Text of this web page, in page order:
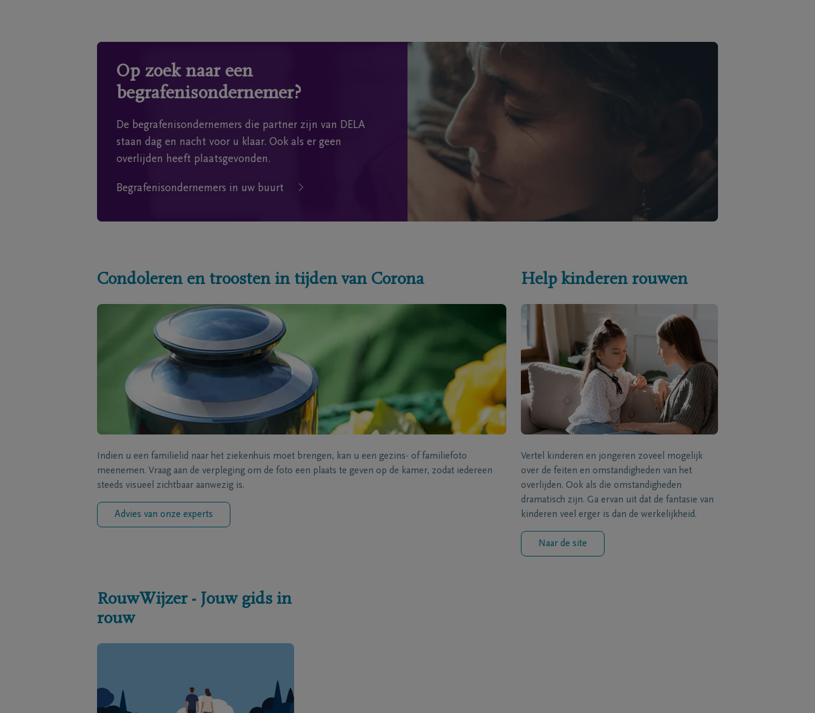
Op zoek naar een
begrafenisondernemer?
De begrafenisondernemers die partner zijn van DELA
staan dag en nacht voor u klaar. Ook als er geen
overlijden heeft plaatsgevonden.
Begrafenisondernemers in uw buurt
Condoleren en troosten in tijden van Corona
Indien u een familielid naar het ziekenhuis moet brengen, kan u een gezins- of familiefoto
meenemen. Vraag aan de verpleging om de foto een plaats te geven op de kamer, zodat iedereen
steeds visueel zichtbaar aanwezig is.
Advies van onze experts
Help kinderen rouwen
Vertel kinderen en jongeren zoveel mogelijk
over de feiten en omstandigheden van het
overlijden. Ook als die omstandigheden
dramatisch zijn. Ga ervan uit dat de fantasie van
kinderen veel erger is dan de werkelijkheid.
Naar de site
RouwWijzer - Jouw gids in
rouw